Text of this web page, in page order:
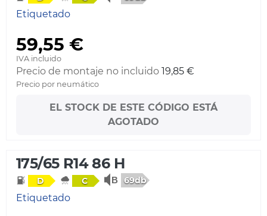
Etiquetado
59,55 €
IVA incluido
Precio de montaje no incluido 19,85 €
Precio por neumático
EL STOCK DE ESTE CÓDIGO ESTÁ
AGOTADO
175/65 R14 86 H
D C 69db
Etiquetado